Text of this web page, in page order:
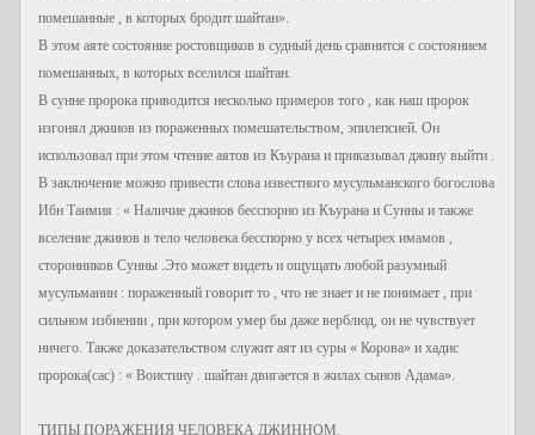
помешанные , в которых бродит шайтан».
В этом аяте состояние ростовщиков в судный день сравнится с состоянием
помешанных, в которых вселился шайтан.
В сунне пророка приводится несколько примеров того , как наш пророк
изгонял джииов из пораженных помешательством, эпилепсией. Он
использовал при этом чтение аятов из Къурана и приказывал джину выйти .
В заключение можно привести слова известного мусульманского богослова
Ибн Таимия : « Наличие джинов бесспорно из Къурана и Сунны и также
вселение джинов в тело человека бесспорно у всех четырех имамов ,
сторонников Сунны .Это может видеть и ощущать любой разумный
мусульманин : пораженный говорит то , что не знает и не понимает , при
сильном избиении , при котором умер бы даже верблюд, он не чувствует
ничего. Также доказательством служит аят из суры « Корова» и хадис
пророка(сас) : « Воистину . шайтан двигается в жилах сынов Адама».
ТИПЫ ПОРАЖЕНИЯ ЧЕЛОВЕКА ДЖИННОМ.